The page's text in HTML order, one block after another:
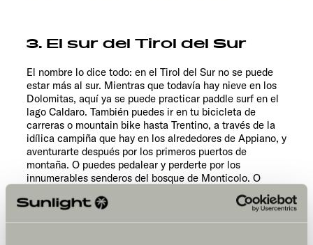
3. El sur del Tirol del Sur
El nombre lo dice todo: en el Tirol del Sur no se puede
estar más al sur. Mientras que todavía hay nieve en los
Dolomitas, aquí ya se puede practicar paddle surf en el
lago Caldaro. También puedes ir en tu bicicleta de
carreras o mountain bike hasta Trentino, a través de la
idílica campiña que hay en los alrededores de Appiano, y
aventurarte después por los primeros puertos de
montaña. O puedes pedalear y perderte por los
innumerables senderos del bosque de Monticolo. O
puedes caminar hasta las bodegas, que hay cerca de
Caldaro y Termeno, y degustar sus vinos. Por la noche,